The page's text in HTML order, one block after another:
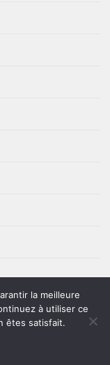
la meilleure
à utiliser ce
êtes satisfait.